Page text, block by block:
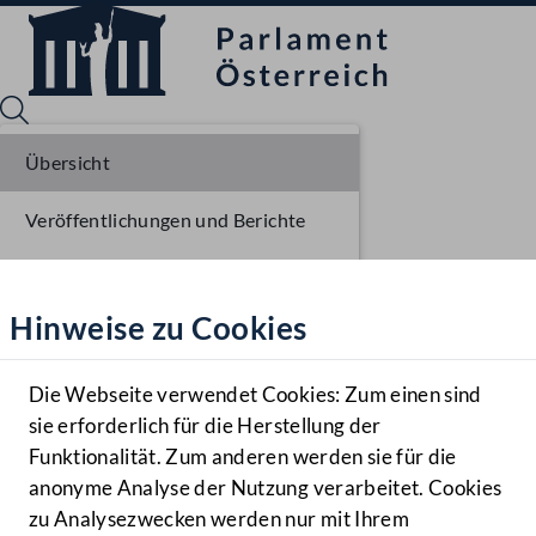
Hilfe
Benutzer
Navigationsmenü öffnen
MENÜ
Hinweise zu Cookies
Die Webseite verwendet Cookies: Zum einen sind
sie erforderlich für die Herstellung der
Funktionalität. Zum anderen werden sie für die
anonyme Analyse der Nutzung verarbeitet. Cookies
zu Analysezwecken werden nur mit Ihrem
Übersicht
Veröffentlichungen und Berichte
Parlamentarisches Verfahren